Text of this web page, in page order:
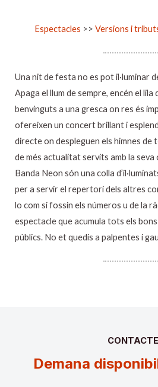
Espectacles >> Versions i
Una nit de festa no es pot il·luminar
Apaga el llum de sempre, encén el lila
benvinguts a una gresca on res és
ofereixen un concert brillant i
directe on despleguen els himnes de
de més actualitat servits amb la
Banda Neon són una colla
per a servir el repertori dels altres
lo com si fossin els números u de la
espectacle que acumula tots els
públics. No et quedis a palpentes i
CONTACTE
Demana